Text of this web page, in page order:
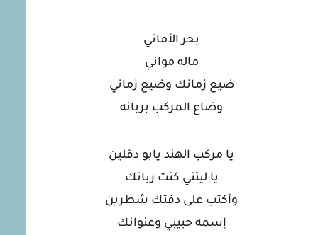
بحر الأماني
ماله مواني
ضيع زمانك وضيع زماني
وضاع المركب بربانه
يا مركب الهند يابو دقلين
يا ليتني كنت ربانك
وأكتب على دفتك شطرين
إسمه حبيبي وعنوانك